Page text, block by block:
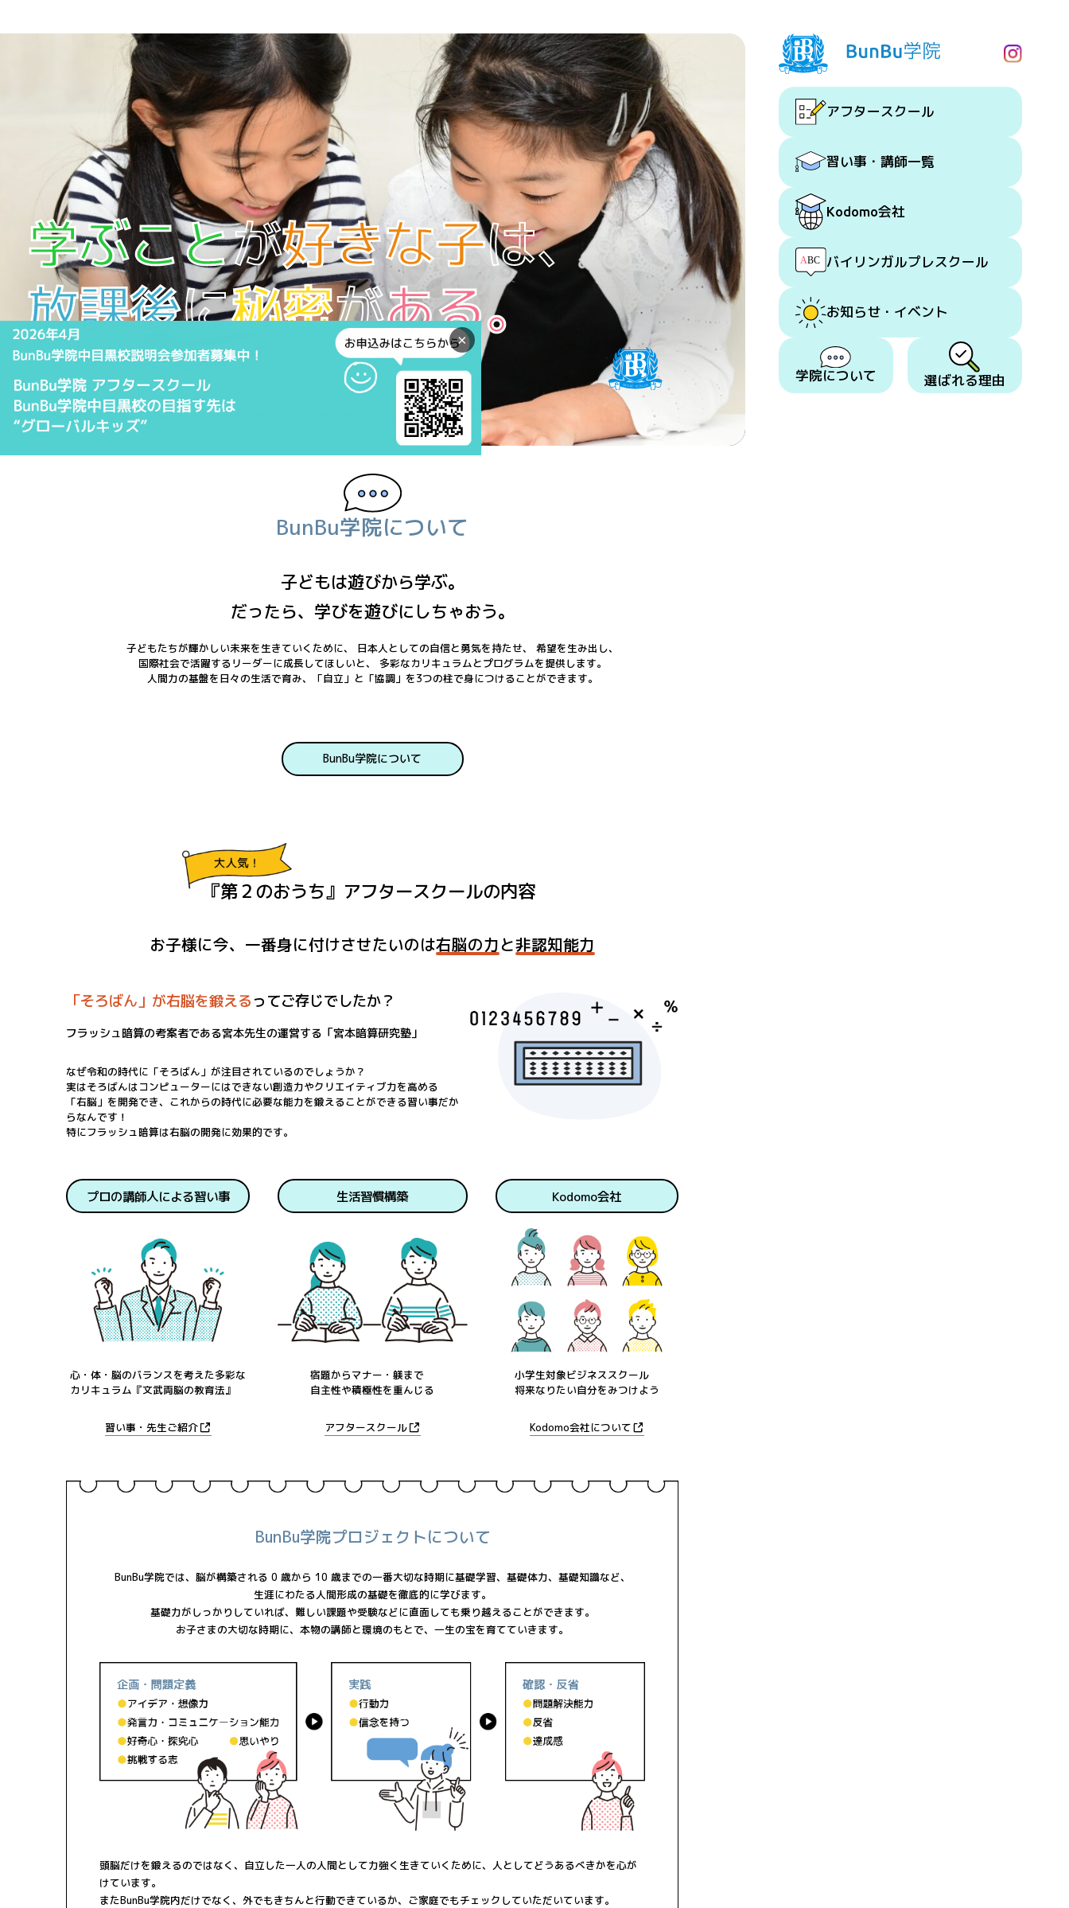
アフタースクール
習い事・講師一覧
Kodomo会社
バイリンガルプレスクール
お知らせ・イベント
学院について 選ばれる理由
学ぶことが好きな子は、
放課後に秘密がある。
BunBu学院 アフタースクール
BunBu学院中目黒校の目指す先は “グローバルキッズ”
2026年度アフタースクール R8年度入会について こちらから
×
BunBu学院について
子どもは遊びから学ぶ。
だったら、学びを遊びにしちゃおう。
子どもたちが輝かしい未来を生きていくために、
日本人としての自信と勇気を持たせ、 希望を生み出し、
国際社会で活躍するリーダーに成長してほしいと、
多彩なカリキュラムとプログラムを提供します。
人間力の基盤を日々の生活で育み、
「自立」と「協調」を3つの柱で身につけることができます。
BunBu学院について
『第２のおうち』 アフタースクールの内容
お子様に今、一番身に付けさせたいのは右脳の力と非認知能力
「そろばん」が右脳を鍛えるってご存じでしたか？
フラッシュ暗算の考案者である宮本先生の運営する「宮本暗算研究塾」
なぜ令和の時代に「そろばん」が注目されているのでしょうか？
実はそろばんはコンピューターにはできない創造力やクリエイティブ力を高める
「右脳」を開発でき、これからの時代に必要な能力を鍛えることができる習い事だか
らなんです！
特にフラッシュ暗算は右脳の開発に効果的です。
プロの講師人による習い事
心・体・脳のバランスを考えた多彩な
カリキュラム『文武両脳の教育法』
習い事・先生ご紹介
生活習慣構築
宿題からマナー・躾まで
自主性や積極性を重んじる
アフタースクール
Kodomo会社
小学生対象ビジネススクール
将来なりたい自分をみつけよう
Kodomo会社について
BunBu学院プロジェクトについて
BunBu学院では、脳が構築される 0 歳から 10 歳までの一番大切な時期に基礎学習、基礎体力、基礎知識など、
生涯にわたる人間形成の基礎を徹底的に学びます。
基礎力がしっかりしていれば、難しい課題や受験などに直面しても乗り越えることができます。
お子さまの大切な時期に、本物の講師と環境のもとで、一生の宝を育てていきます。
頭脳だけを鍛えるのではなく、自立した一人の人間として力強く生きていくために、人としてどうあるべきかを心が
けています。
またBunBu学院内だけでなく、外でもきちんと行動できているか、ご家庭でもチェックしていただいています。